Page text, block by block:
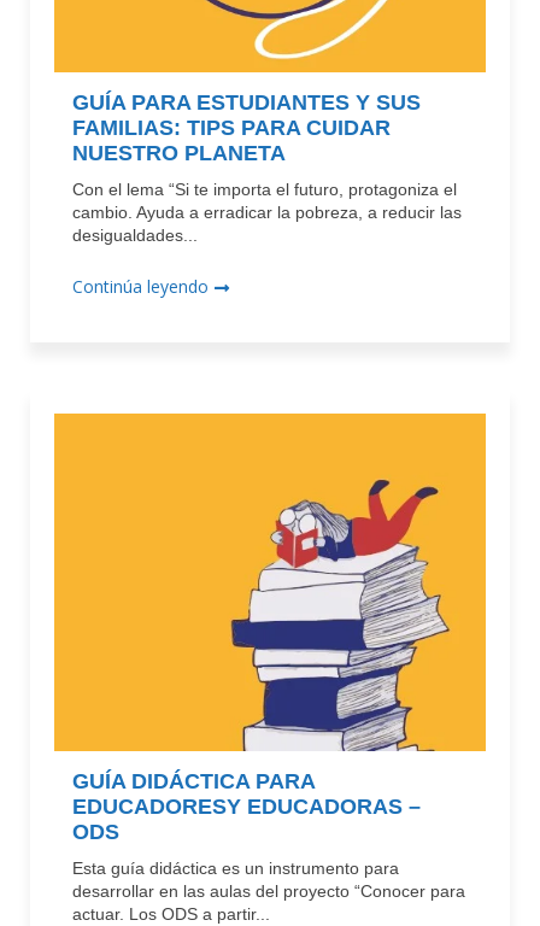
GUÍA PARA ESTUDIANTES Y SUS
FAMILIAS: TIPS PARA CUIDAR
NUESTRO PLANETA
Con el lema “Si te importa el futuro, protagoniza el
cambio. Ayuda a erradicar la pobreza, a reducir las
desigualdades...
Continúa leyendo
GUÍA DIDÁCTICA PARA
EDUCADORESY EDUCADORAS –
ODS
Esta guía didáctica es un instrumento para
desarrollar en las aulas del proyecto “Conocer para
actuar. Los ODS a partir...